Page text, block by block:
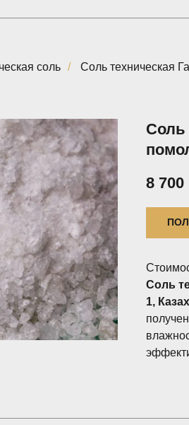
соль / Соль техническая
Соль
8 700
Соль
1,